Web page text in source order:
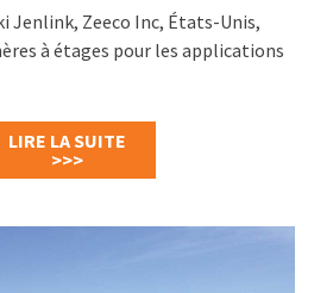
Jenlink, Zeeco Inc, États-Unis,
à étages pour les applications
LIRE LA SUITE
>>>